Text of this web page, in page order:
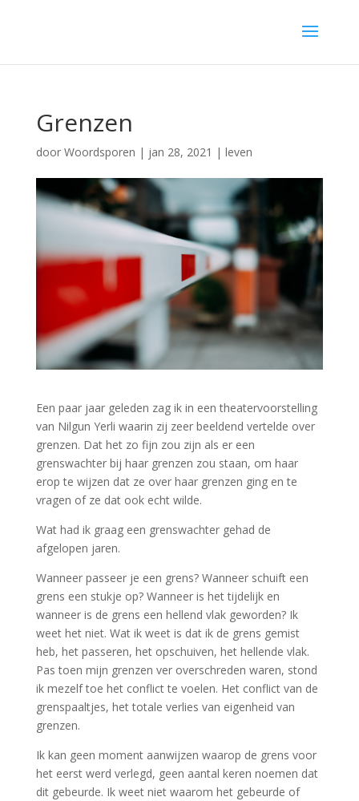
Grenzen
door Woordsporen | jan 28, 2021 | leven
Een paar jaar geleden zag ik in een theatervoorstelling
van Nilgun Yerli waarin zij zeer beeldend vertelde over
grenzen. Dat het zo fijn zou zijn als er een
grenswachter bij haar grenzen zou staan, om haar
erop te wijzen dat ze over haar grenzen ging en te
vragen of ze dat ook echt wilde.
Wat had ik graag een grenswachter gehad de
afgelopen jaren.
Wanneer passeer je een grens? Wanneer schuift een
grens een stukje op? Wanneer is het tijdelijk en
wanneer is de grens een hellend vlak geworden? Ik
weet het niet. Wat ik weet is dat ik de grens gemist
heb, het passeren, het opschuiven, het hellende vlak.
Pas toen mijn grenzen ver overschreden waren, stond
ik mezelf toe het conflict te voelen. Het conflict van de
grenspaaltjes, het totale verlies van eigenheid van
grenzen.
Ik kan geen moment aanwijzen waarop de grens voor
het eerst werd verlegd, geen aantal keren noemen dat
dit gebeurde. Ik weet niet waarom het gebeurde of